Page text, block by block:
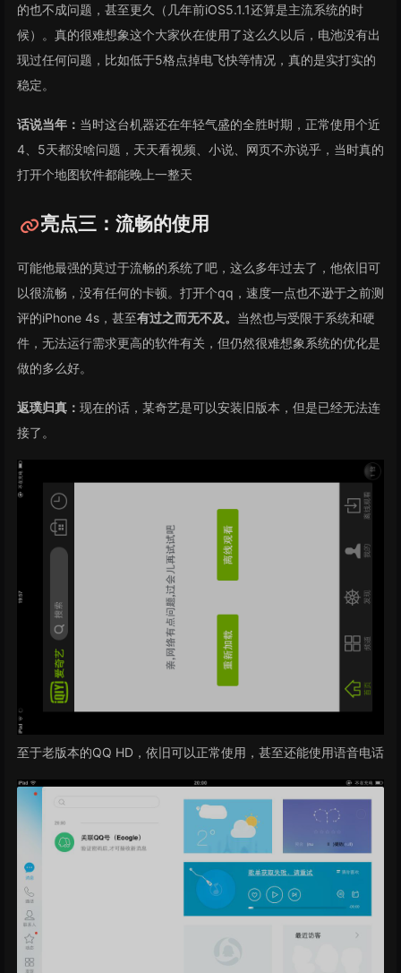
的也不成问题，甚至更久（几年前iOS5.1.1还算是主流系统的时
候）。真的很难想象这个大家伙在使用了这么久以后，电池没有出
现过任何问题，比如低于5格点掉电飞快等情况，真的是实打实的
稳定。
话说当年： 当时这台机器还在年轻气盛的全胜时期，正常使用个近
4、5天都没啥问题，天天看视频、小说、网页不亦说乎，当时真的
打开个地图软件都能晚上一整天
亮点三：流畅的使用
可能他最强的莫过于流畅的系统了吧，这么多年过去了，他依旧可
以很流畅，没有任何的卡顿。打开个qq，速度一点也不逊于之前测
评的iPhone 4s，甚至有过之而无不及。 当然也与受限于系统和硬
件，无法运行需求更高的软件有关，但仍然很难想象系统的优化是
做的多么好。
返璞归真： 现在的话，某奇艺是可以安装旧版本，但是已经无法连
接了。
至于老版本的QQ HD，依旧可以正常使用，甚至还能使用语音电话